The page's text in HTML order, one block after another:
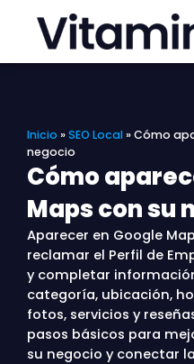
contenido
Inicio »SEO Local»Cómo
negocio
Cómo
Maps con su
Aparecer en Google
reclamar el Perfil de
y completar
categoría, ubicación,
fotos, servicios y
pasos básicos para
su negocio y conectar